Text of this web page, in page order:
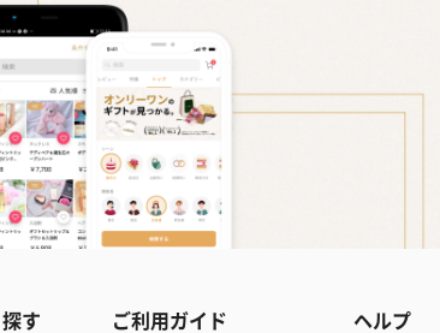
す ご利用ガイド ヘルプ